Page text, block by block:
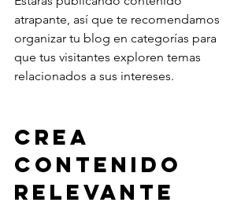
atrapante, así que te recomendamos
organizar tu blog en categorías para
que tus visitantes exploren temas
relacionados a sus intereses.
Crea
contenido
relevante